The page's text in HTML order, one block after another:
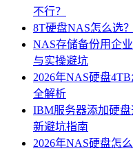
不行？
8T硬盘NAS怎么选
NAS存储备份用企
与实操避坑
2026年NAS硬盘
全解析
IBM服务器添加硬
新避坑指南
2026年NAS硬盘怎